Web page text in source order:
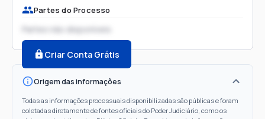
Partes do Processo
Partes não disponíveis
Criar Conta Grátis
Origem das informações
Todas as informações processuais disponibilizadas são públicas e foram
coletadas diretamente de fontes oficiais do Poder Judiciário, como os